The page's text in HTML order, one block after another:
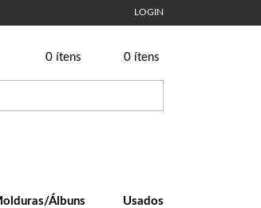
LOGIN
0 ítens 0 ítens
Álbuns Usados